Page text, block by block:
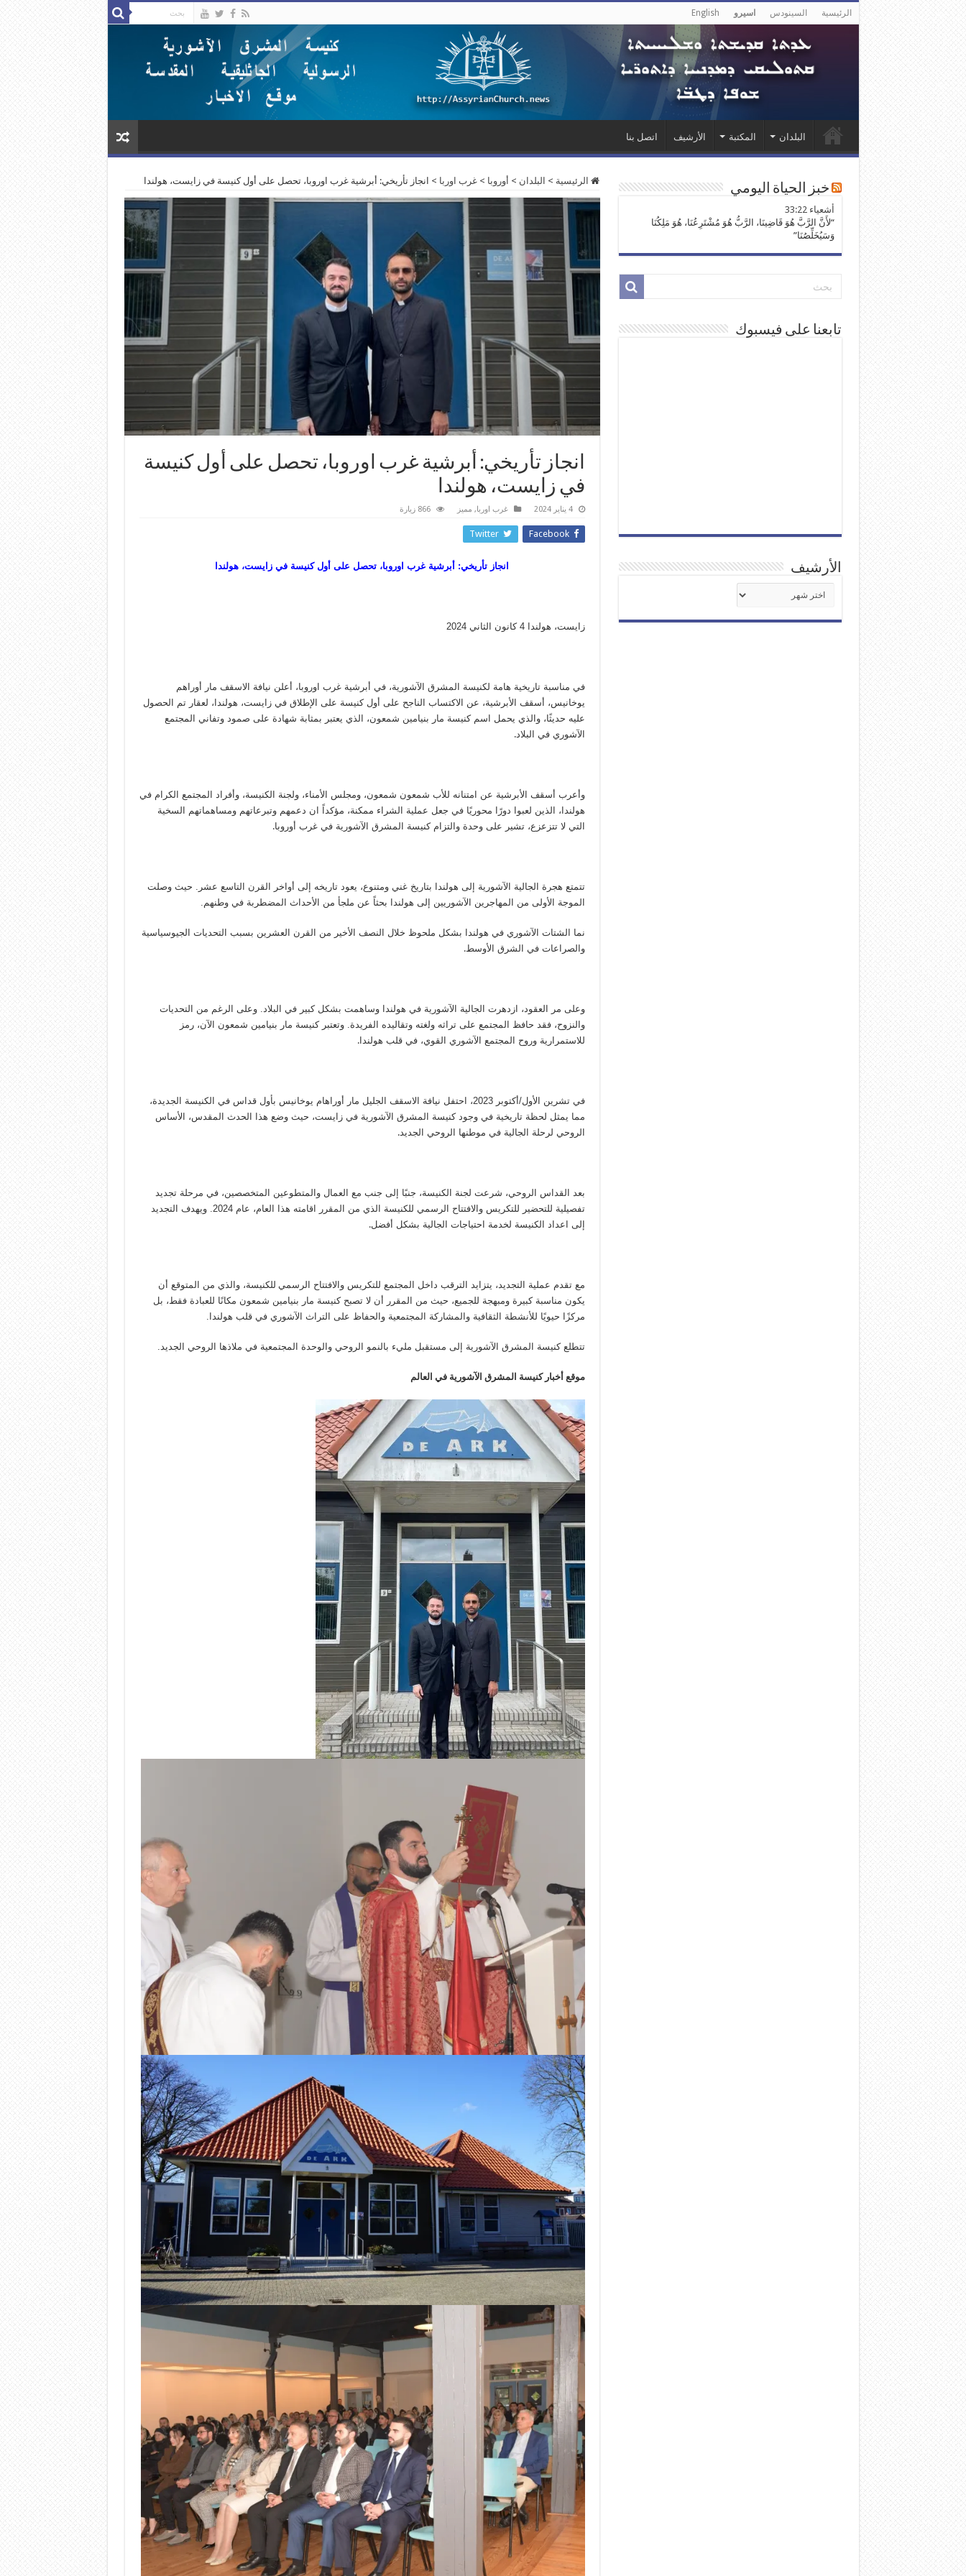
الرئيسية السينودس اسيرو English
البلدان المكتبة الأرشيف اتصل بنا
الرئيسية > البلدان > أوروبا > غرب اوربا > انجاز تأريخي: أبرشية غرب اوروبا، تحصل على أول كنيسة في زايست، هولندا
انجاز تأريخي: أبرشية غرب اوروبا، تحصل على أول كنيسة
في زايست، هولندا
4 يناير 2024 غرب اوربا, مميز 866 زيارة
Facebook
Twitter
انجاز تأريخي: أبرشية غرب اوروبا، تحصل على أول كنيسة في زايست، هولندا
زايست، هولندا 4 كانون الثاني 2024
في مناسبة تاريخية هامة لكنيسة المشرق الآشورية، في أبرشية غرب اوروبا، أعلن نيافة الاسقف مار أوراهم
يوخانيس، أسقف الأبرشية، عن الاكتساب الناجح على أول كنيسة على الإطلاق في زايست، هولندا، لعقار تم الحصول
عليه حديثًا، والذي يحمل اسم كنيسة مار بنيامين شمعون، الذي يعتبر بمثابة شهادة على صمود وتفاني المجتمع
الآشوري في البلاد.
وأعرب أسقف الأبرشية عن امتنانه للأب شمعون شمعون، ومجلس الأمناء، ولجنة الكنيسة، وأفراد المجتمع الكرام في
هولندا، الذين لعبوا دورًا محوريًا في جعل عملية الشراء ممكنة، مؤكداً ان دعمهم وتبرعاتهم ومساهماتهم السخية
التي لا تتزعزع، تشير على وحدة والتزام كنيسة المشرق الآشورية في غرب أوروبا.
تتمتع هجرة الجالية الآشورية إلى هولندا بتاريخ غني ومتنوع، يعود تاريخه إلى أواخر القرن التاسع عشر. حيث وصلت
الموجة الأولى من المهاجرين الآشوريين إلى هولندا بحثاً عن ملجأ من الأحداث المضطربة في وطنهم.
نما الشتات الآشوري في هولندا بشكل ملحوظ خلال النصف الأخير من القرن العشرين بسبب التحديات الجيوسياسية
والصراعات في الشرق الأوسط.
وعلى مر العقود، ازدهرت الجالية الآشورية في هولندا وساهمت بشكل كبير في البلاد. وعلى الرغم من التحديات
والنزوح، فقد حافظ المجتمع على تراثه ولغته وتقاليده الفريدة. وتعتبر كنيسة مار بنيامين شمعون الآن، رمز
للاستمرارية وروح المجتمع الآشوري القوي، في قلب هولندا.
في تشرين الأول/أكتوبر 2023، احتفل نيافة الاسقف الجليل مار أوراهام يوخانيس بأول قداس في الكنيسة الجديدة،
مما يمثل لحظة تاريخية في وجود كنيسة المشرق الآشورية في زايست، حيث وضع هذا الحدث المقدس، الأساس
الروحي لرحلة الجالية في موطنها الروحي الجديد.
بعد القداس الروحي، شرعت لجنة الكنيسة، جنبًا إلى جنب مع العمال والمتطوعين المتخصصين، في مرحلة تجديد
تفصيلية للتحضير للتكريس والافتتاح الرسمي للكنيسة الذي من المقرر اقامته هذا العام، عام 2024. ويهدف التجديد
إلى اعداد الكنيسة لخدمة احتياجات الجالية بشكل أفضل.
مع تقدم عملية التجديد، يتزايد الترقب داخل المجتمع للتكريس والافتتاح الرسمي للكنيسة، والذي من المتوقع أن
يكون مناسبة كبيرة ومبهجة للجميع، حيث من المقرر أن لا تصبح كنيسة مار بنيامين شمعون مكانًا للعبادة فقط، بل
مركزًا حيويًا للأنشطة الثقافية والمشاركة المجتمعية والحفاظ على التراث الآشوري في قلب هولندا.
تتطلع كنيسة المشرق الآشورية إلى مستقبل مليء بالنمو الروحي والوحدة المجتمعية في ملاذها الروحي الجديد.
موقع أخبار كنيسة المشرق الآشورية في العالم
خبز الحياة اليومي
ﺃﺷﻌﻴﺎء 33:22
“لأَنَّ الرَّبَّ هُوَ قَاضِينَا، الرَّبُّ هُوَ مُشْتَرِعُنَا، هُوَ مَلِكُنَا
وَسَيُخَلِّصُنَا”
تابعنا على فيسبوك
الأرشيف